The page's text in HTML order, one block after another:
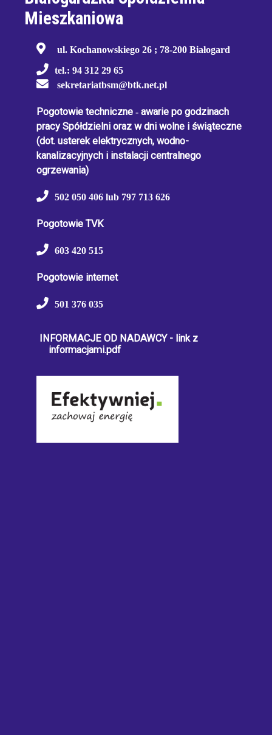
Mieszkaniowa
ul. Kochanowskiego 26 ; 78-200 Białogard
tel.: 94 312 29 65
sekretariatbsm@btk.net.pl
Pogotowie techniczne - awarie po godzinach
pracy Spółdzielni oraz w dni wolne i świąteczne
(dot. usterek elektrycznych, wodno-
kanalizacyjnych i instalacji centralnego
ogrzewania)
502 050 406 lub 797 713 626
Pogotowie TVK
603 420 515
Pogotowie internet
501 376 035
INFORMACJE OD NADAWCY - link z
informacjami.pdf